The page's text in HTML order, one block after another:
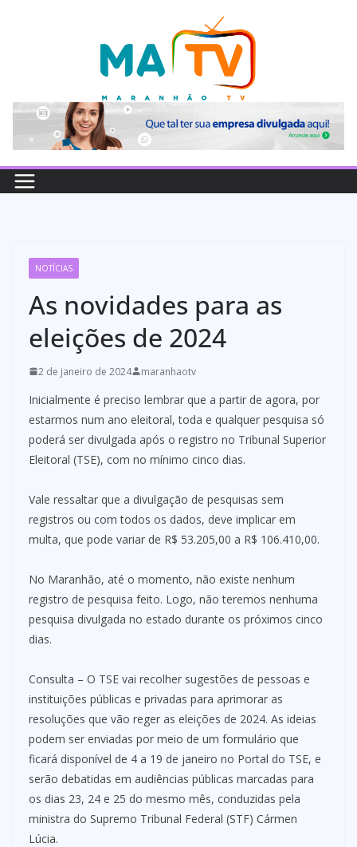
NOTÍCIAS
As novidades para as
eleições de 2024
2 de janeiro de 2024 maranhaotv
Inicialmente é preciso lembrar que a partir de agora, por
estarmos num ano eleitoral, toda e qualquer pesquisa só
poderá ser divulgada após o registro no Tribunal Superior
Eleitoral (TSE), com no mínimo cinco dias.
Vale ressaltar que a divulgação de pesquisas sem
registros ou com todos os dados, deve implicar em
multa, que pode variar de R$ 53.205,00 a R$ 106.410,00.
No Maranhão, até o momento, não existe nenhum
registro de pesquisa feito. Logo, não teremos nenhuma
pesquisa divulgada no estado durante os próximos cinco
dias.
Consulta – O TSE vai recolher sugestões de pessoas e
instituições públicas e privadas para aprimorar as
resoluções que vão reger as eleições de 2024. As ideias
podem ser enviadas por meio de um formulário que
ficará disponível de 4 a 19 de janeiro no Portal do TSE, e
serão debatidas em audiências públicas marcadas para
os dias 23, 24 e 25 do mesmo mês, conduzidas pela
ministra do Supremo Tribunal Federal (STF) Cármen
Lúcia.